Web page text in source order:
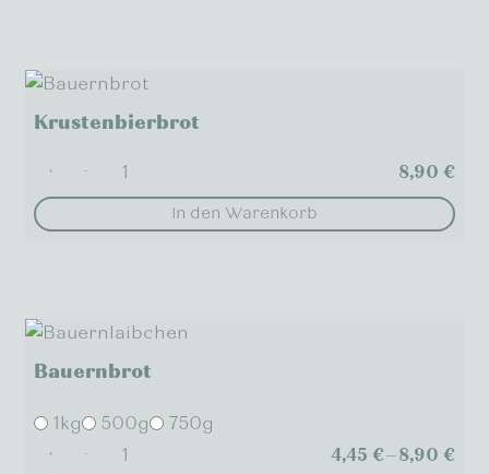
gewählt
Krustenbierbrot
+ - 8,90€
In den Warenkorb
Bauernbrot
1kg 500g 750g
+ - 4,45€–8,90€